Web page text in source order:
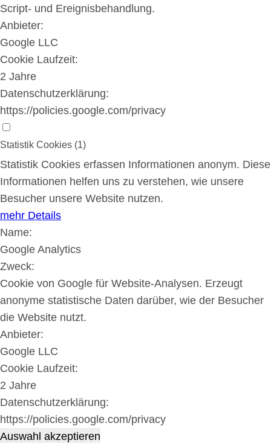
Script- und Ereignisbehandlung.
Anbieter:
Google LLC
Cookie Laufzeit:
2 Jahre
Datenschutzerklärung:
https://policies.google.com/privacy
Statistik Cookies (1)
Statistik Cookies erfassen Informationen anonym. Diese
Informationen helfen uns zu verstehen, wie unsere
Besucher unsere Website nutzen.
mehr Details
Name:
Google Analytics
Zweck:
Cookie von Google für Website-Analysen. Erzeugt
anonyme statistische Daten darüber, wie der Besucher
die Website nutzt.
Anbieter:
Google LLC
Cookie Laufzeit:
2 Jahre
Datenschutzerklärung:
https://policies.google.com/privacy
Auswahl akzeptieren